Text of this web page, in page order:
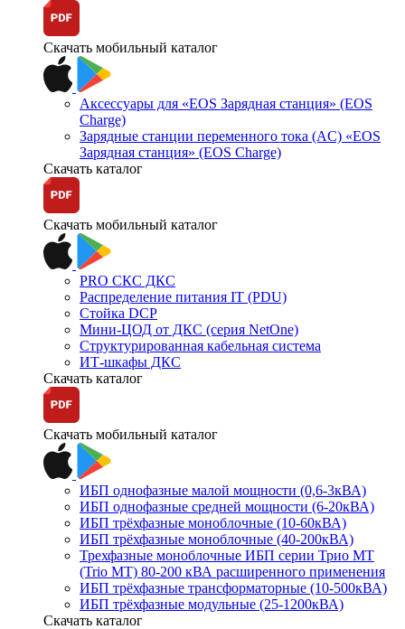
Скачать мобильный каталог
Аксессуары для «EOS Зарядная станция» (EOS
Charge)
Зарядные станции переменного тока (AC) «EOS
Зарядная станция» (EOS Charge)
Скачать каталог
Скачать мобильный каталог
PRO СКС ДКС
Распределение питания IT (PDU)
Стойка DCP
Мини-ЦОД от ДКС (серия NetOne)
Структурированная кабельная система
ИТ-шкафы ДКС
Скачать каталог
Скачать мобильный каталог
ИБП однофазные малой мощности (0,6-3кВА)
ИБП однофазные средней мощности (6-20кВА)
ИБП трёхфазные моноблочные (10-60кВА)
ИБП трёхфазные моноблочные (40-200кВА)
Трехфазные моноблочные ИБП серии Трио МТ
(Trio MT) 80-200 кВА расширенного применения
ИБП трёхфазные трансформаторные (10-500кВА)
ИБП трёхфазные модульные (25-1200кВА)
Скачать каталог